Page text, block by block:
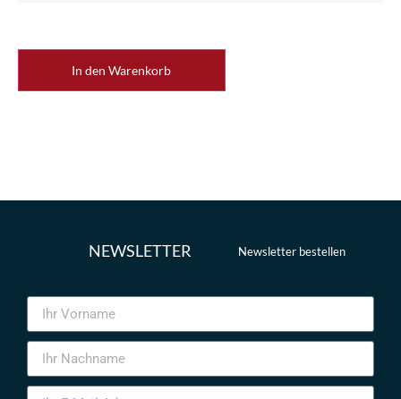
In den Warenkorb
NEWSLETTER Newsletter bestellen